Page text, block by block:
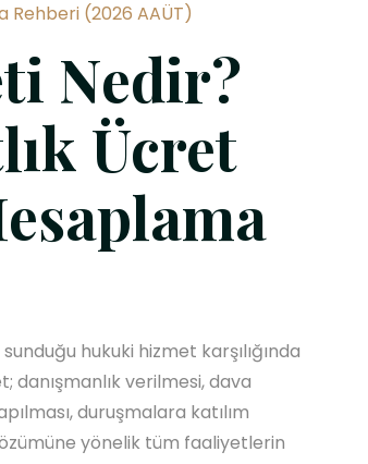
Rehberi (2026 AAÜT)
Nedir?
Ücret
hukuki hizmet karşılığında
danışmanlık verilmesi, dava
duruşmalara katılım
yönelik tüm faaliyetlerin